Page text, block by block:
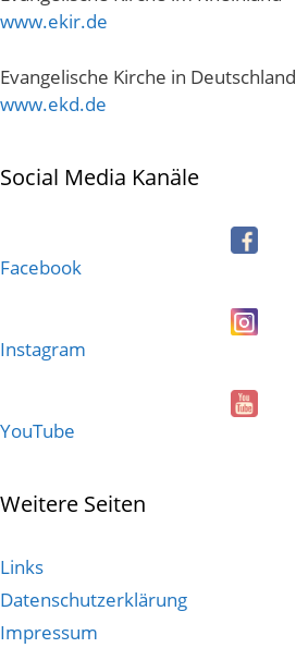
www.ekir.de
Evangelische Kirche in Deutschland
www.ekd.de
Social Media Kanäle
Facebook
Instagram
YouTube
Weitere Seiten
Links
Datenschutzerklärung
Impressum